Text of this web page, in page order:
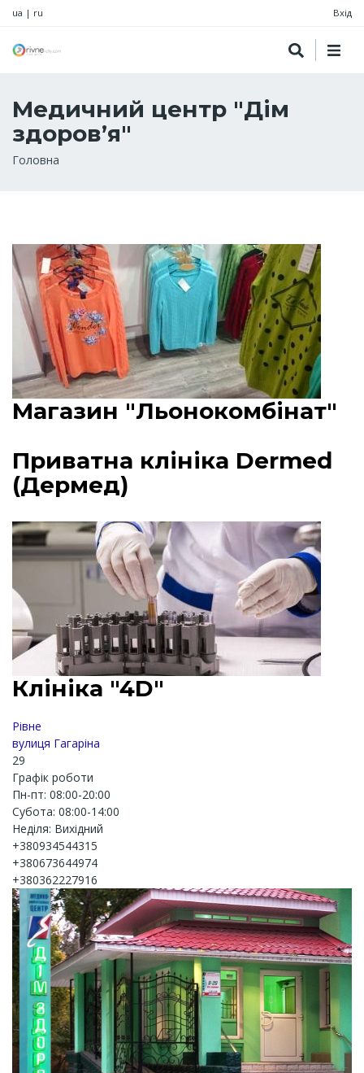
ua | ru Вхід
Медичний центр "Дім
здоров’я"
Рядок
Головна
Магазин "Льонокомбінат"
Приватна клініка Dermed
(Дермед)
Клініка "4D"
Рівне
вулиця Гагаріна
29
Графік роботи
Пн-пт: 08:00-20:00
Субота: 08:00-14:00
Неділя: Вихідний
+380934544315
+380673644974
+380362227916